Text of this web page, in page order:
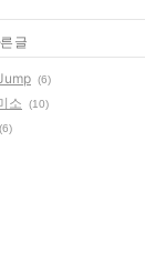
글
(6)
소 (10)
(6)